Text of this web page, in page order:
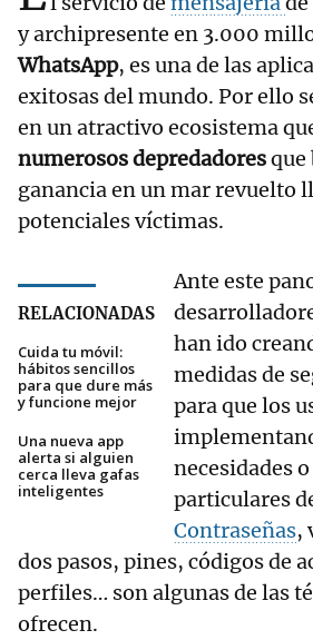
y archipresente en 3.000
WhatsApp, es una de las
exitosas del mundo. Por ello
en un atractivo ecosistema
numerosos depredadoresque
ganancia en un mar revuelto
potenciales víctimas.
RELACIONADAS
Cuida tu móvil:
hábitos sencillos
para que dure más
y funcione mejor
Una nueva app
alerta si alguien
cerca lleva gafas
inteligentes
Ante este
han ido
medidas de
para que los
necesidades
particulares
Contraseñas,
dos pasos, pines, códigos de
perfiles… son algunas de las
ofrecen.